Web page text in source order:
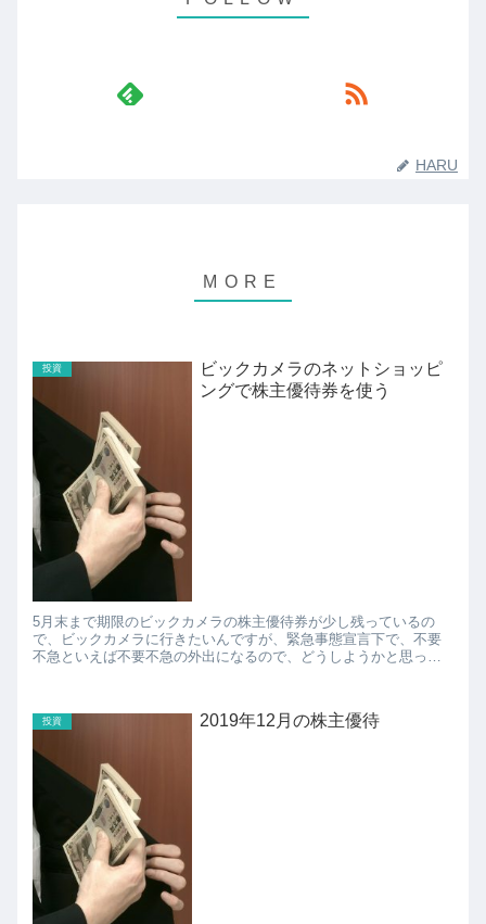
HARU
投資
ビックカメラのネットショッピ
ングで株主優待券を使う
5月末まで期限のビックカメラの株主優待券が少し残っているの
で、ビックカメラに行きたいんですが、緊急事態宣言下で、不要
不急といえば不要不急の外出になるので、どうしようかと思って
投資 2019年12月の株主優待